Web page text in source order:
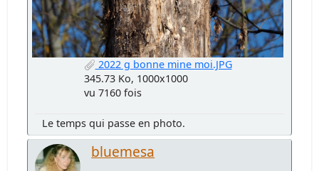
2022 g bonne mine moi.JPG
345.73 Ko, 1000x1000
vu 7160 fois
Le temps qui passe en photo.
bluemesa